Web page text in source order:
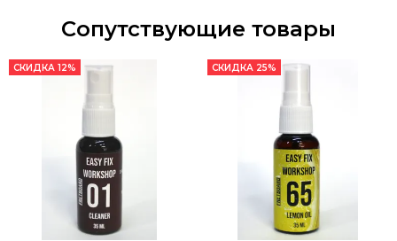
Сопутствующие товары
СКИДКА 12% СКИДКА 25%